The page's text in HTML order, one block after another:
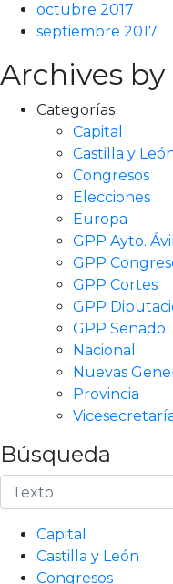
octubre 2017
septiembre 2017
Archives
Categorías
Capital
Castilla y
Congresos
Elecciones
Europa
GPP Ayto.
GPP
GPP Cortes
GPP
GPP Senado
Nacional
Nuevas
Provincia
Búsqueda
Capital
Castilla y León
Congresos